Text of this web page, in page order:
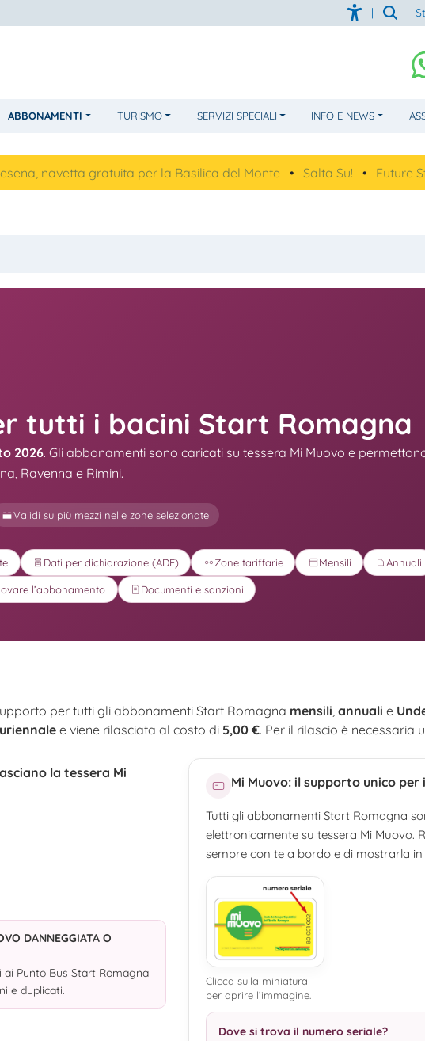
| |
ABBONAMENTI TURISMO SERVIZI SPECIALI INFO E NEWS
gratuita per la Basilica del Monte • Salta Su! • Future Start –
tutti i bacini Start Romagna
2026. Gli abbonamenti sono caricati su tessera Mi Muovo e
Ravenna e Rimini.
Validi su più mezzi nelle zone selezionate
Dati per dichiarazione (ADE) Zone tariffarie Mensili Annuali
l’abbonamento Documenti e sanzioni
per tutti gli abbonamenti Start Romagna mensili annuali e
e viene rilasciata al costo di 5,00 €. Per il rilascio è necessaria
la tessera Mi
DANNEGGIATA O
Punto Bus Start Romagna
e duplicati.
Mi Muovo: il supporto unico
Tutti gli abbonamenti Start Romagna
elettronicamente su tessera Mi Muovo.
sempre con te a bordo e di mostrarla
Clicca sulla miniatura
per aprire l’immagine.
Dove si trova il numero seriale?